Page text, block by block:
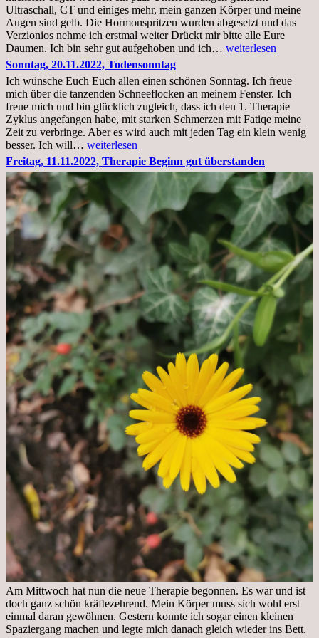
Ultraschall, CT und einiges mehr, mein ganzen Körper und meine
Augen sind gelb. Die Hormonspritzen wurden abgesetzt und das
Verzionios nehme ich erstmal weiter Drückt mir bitte alle Eure
Daumen. Ich bin sehr gut aufgehoben und ich… Mittwoch.
Krankenhaus
stationär
weiterlesen
Sonntag, 20.11.2022, Todensonntag
Ich wünsche Euch Euch allen einen schönen Sonntag. Ich freue
mich über die tanzenden Schneeflocken an meinem Fenster. Ich
freue mich und bin glücklich zugleich, dass ich den 1. Therapie
Zyklus angefangen habe, mit starken Schmerzen mit Fatiqe meine
Zeit zu verbringe. Aber es wird auch mit jeden Tag ein klein wenig
besser. Ich will… Sonntag,
20.11.2022,
Todensonntag
weiterlesen
Freitag, 11.11.2022, Therapie Beginn gut überstanden
Am Mittwoch hat nun die neue Therapie begonnen. Es war und ist
doch ganz schön kräftezehrend. Mein Körper muss sich wohl erst
einmal daran gewöhnen. Gestern konnte ich sogar einen kleinen
Spaziergang machen und legte mich danach gleich wieder ins Bett.